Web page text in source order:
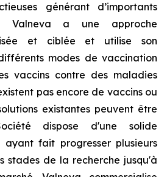
générant d’importants
Valneva a une approche
et ciblée et utilise son
modes de vaccination
vaccins contre des maladies
pas encore de vaccins ou
existantes peuvent être
dispose d'une solide
ayant fait progresser plusieurs
stades de la recherche jusqu'à